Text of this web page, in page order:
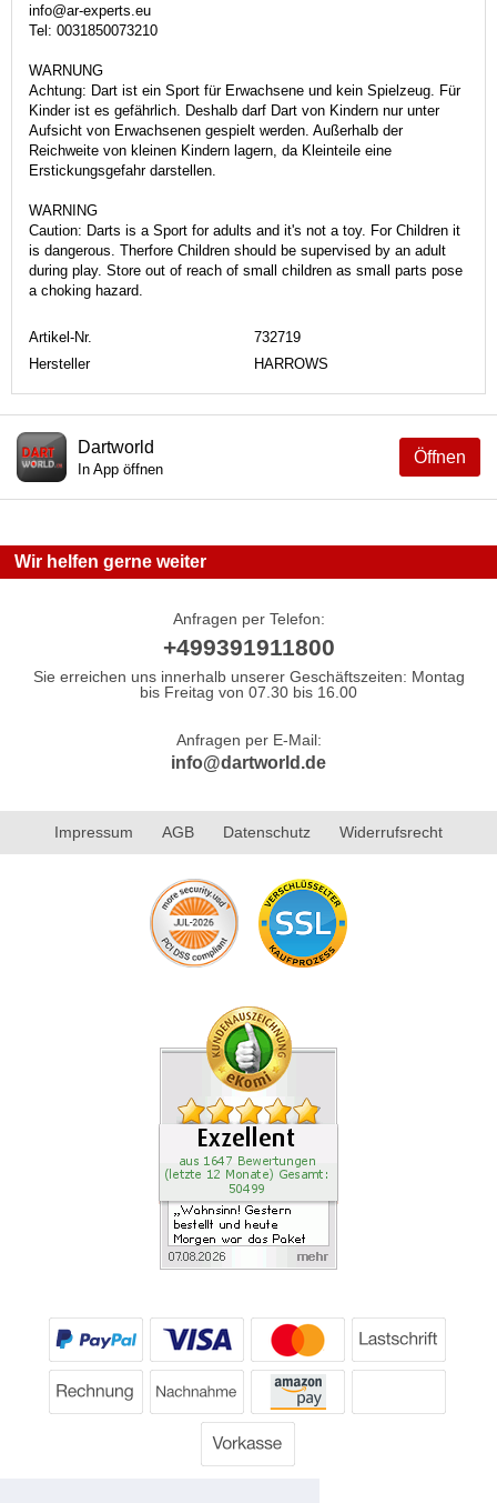
info@ar-experts.eu
Tel: 0031850073210
WARNUNG
Achtung: Dart ist ein Sport für Erwachsene und kein Spielzeug. Für
Kinder ist es gefährlich. Deshalb darf Dart von Kindern nur unter
Aufsicht von Erwachsenen gespielt werden. Außerhalb der
Reichweite von kleinen Kindern lagern, da Kleinteile eine
Erstickungsgefahr darstellen.
WARNING
Caution: Darts is a Sport for adults and it's not a toy. For Children it
is dangerous. Therfore Children should be supervised by an adult
during play. Store out of reach of small children as small parts pose
a choking hazard.
Artikel-Nr.
732719
Hersteller
HARROWS
Öffnen
Dartworld
In App öffnen
Wir helfen gerne weiter
Anfragen per Telefon:
+499391911800
Sie erreichen uns innerhalb unserer Geschäftszeiten: Montag
bis Freitag von 07.30 bis 16.00
Anfragen per E-Mail:
info@dartworld.de
Impressum AGB Datenschutz Widerrufsrecht